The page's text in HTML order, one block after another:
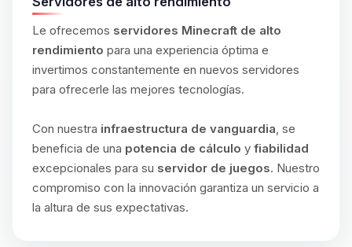
Le ofrecemos servidores Minecraft de alto
rendimiento para una experiencia óptima e
invertimos constantemente en nuevos servidores
para ofrecerle las mejores tecnologías.
Con nuestra infraestructura de vanguardia, se
beneficia de una potencia de cálculo y fiabilidad
excepcionales para su servidor de juegos. Nuestro
compromiso con la innovación garantiza un servicio a
la altura de sus expectativas.